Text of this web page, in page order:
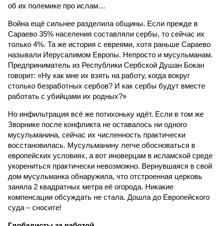
об их полемике про ислам…
Война ещё сильнее разделила общины. Если прежде в
Сараево 35% населения составляли сербы, то сейчас их
только 4%. Та же история с евреями, хотя раньше Сараево
называли Иерусалимом Европы. Непросто и мусульманам.
Предприниматель из Республики Сербской Душан Бокан
говорит: «Ну как мне их взять на работу, когда вокруг
столько безработных сербов? И как сербы будут вместе
работать с убийцами их родных?»
Но инфильтрация всё же потихоньку идёт. Если в том же
Зворнике после конфликта не оставалось ни одного
мусульманина, сейчас их численность практически
восстановилась. Мусульманину легче обосноваться в
европейских условиях, а вот иноверцам в исламской среде
укорениться практически невозможно. Вернувшаяся в свой
дом мусульманка обнаружила, что отстроенная церковь
заняла 2 квадратных метра её огорода. Никакие
компенсации обсуждать не стала. Дошла до Европейского
суда – сносите!